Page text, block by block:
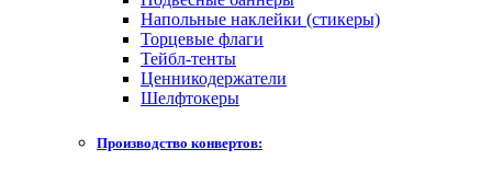
Напольные наклейки (стикеры)
Торцевые флаги
Тейбл-тенты
Ценникодержатели
Шелфтокеры
Производство конвертов: